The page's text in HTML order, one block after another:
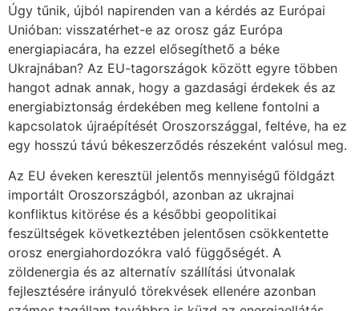
Úgy tűnik, újból napirenden van a kérdés az Európai
Unióban: visszatérhet-e az orosz gáz Európa
energiapiacára, ha ezzel elősegíthető a béke
Ukrajnában? Az EU-tagországok között egyre többen
hangot adnak annak, hogy a gazdasági érdekek és az
energiabiztonság érdekében meg kellene fontolni a
kapcsolatok újraépítését Oroszországgal, feltéve, ha ez
egy hosszú távú békeszerződés részeként valósul meg.
Az EU éveken keresztül jelentős mennyiségű földgázt
importált Oroszországból, azonban az ukrajnai
konfliktus kitörése és a későbbi geopolitikai
feszültségek következtében jelentősen csökkentette
orosz energiahordozókra való függőségét. A
zöldenergia és az alternatív szállítási útvonalak
fejlesztésére irányuló törekvések ellenére azonban